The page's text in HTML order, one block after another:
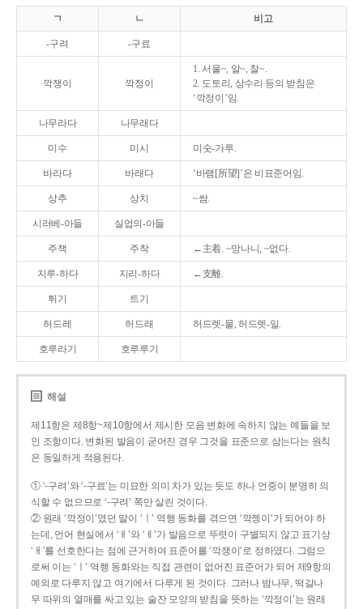
ㄱ ㄴ 비고
-구려 -구료
깍쟁이 깍정이
1. 서울~, 알~, 찰~.
2. 도토리, 상수리 등의 받침은
‘깍정이’임.
나무라다 나무래다
미수 미시 미숫-가루.
바라다 바래다 ‘바램[所望]’은 비표준어임.
상추 상치 ~쌈.
시러베-아들 실업의-아들
주책 주착 ←主着. ~망나니, ~없다.
지루-하다 지리-하다 ←支離.
튀기 트기
허드레 허드래 허드렛-물, 허드렛-일.
호루라기 호루루기
해설
제11항은 제8항~제10항에서 제시한 모음 변화에 속하지 않는 예들을 보
인 조항이다. 변화된 발음이 굳어진 경우 그것을 표준으로 삼는다는 원칙
은 동일하게 적용된다.
① ‘-구려’와 ‘-구료’는 미묘한 의미 차가 있는 듯도 하나 언중이 분명히 의
식할 수 없으므로 ‘-구려’ 쪽만 살린 것이다.
② 원래 ‘깍정이’였던 말이 ‘ㅣ’ 역행 동화를 겪으면 ‘깍젱이’가 되어야 하
는데, 언어 현실에서 ‘ㅐ’와 ‘ㅔ’가 발음으로 뚜렷이 구별되지 않고 표기상
‘ㅐ’를 선호한다는 점에 근거하여 표준어를 ‘깍쟁이’로 정하였다. 그럼으
로써 이는 ‘ㅣ’ 역행 동화와는 직접 관련이 없어진 표준어가 되어 제9항의
예외로 다루지 않고 여기에서 다루게 된 것이다. 그러나 밤나무, 떡갈나
무 따위의 열매를 싸고 있는 술잔 모양의 받침을 뜻하는 ‘깍정이’는 원래